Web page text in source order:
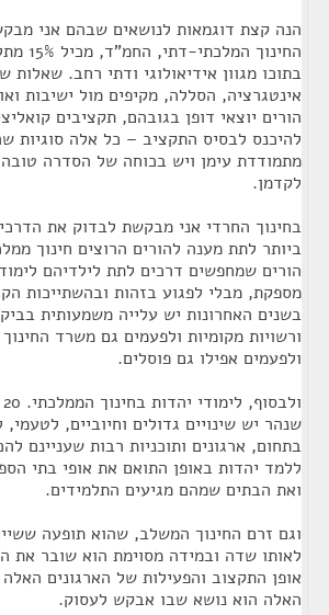
הנה קצת דוגמאות לנושאים שבהם אני
החינוך
בתוכו מגוון אידיאולוגי ודתי רחב. שאלות
אינטגרציה, הסללה, מקיפים מול ישיבות
הורים יוצאי דופן בגובהם, תקציבים
להיכנס לבסיס התקציב – כל אלה סוגיות
מתמודדת עימן ויש בכוחה של הסדרה טובה
לקדמן.
בחינוך החרדי אני מבקשת לבדוק את
ביותר לתת מענה להורים הרוצים חינוך
הורים שמחפשים דרכים לתת לילדיהם
מספקת, מבלי לפגוע בזהות ובהשתייכות
בשנים האחרונות יש עלייה משמעותית
ורשויות מקומיות ולפעמים גם משרד
ולפעמים אפילו גם פוסלים.
שנהר יש שינויים גדולים וחיוביים,
בתחום, ארגונים ותוכניות רבות שעניינם
ללמד יהדות באופן התואם את אופי בתי
ואת הבתים שמהם מגיעים התלמידים.
וגם זרם החינוך המשלב, שהוא תופעה
לאותו שדה ובמידה מסוימת הוא שובר את
אופן התקצוב והפעילות של הארגונים
האלה הוא נושא שבו אבקש לעסוק.